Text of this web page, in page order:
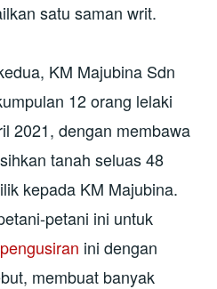
satu saman writ.
KM Majubina Sdn
12 orang lelaki
2021, dengan membawa
tanah seluas 48
kepada KM Majubina.
petani ini untuk
ini dengan
membuat banyak